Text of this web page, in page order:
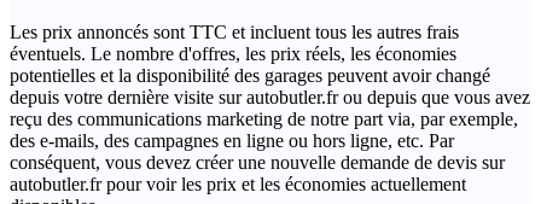
Les prix annoncés sont TTC et incluent tous les autres frais
éventuels. Le nombre d'offres, les prix réels, les économies
potentielles et la disponibilité des garages peuvent avoir changé
depuis votre dernière visite sur autobutler.fr ou depuis que vous avez
reçu des communications marketing de notre part via, par exemple,
des e-mails, des campagnes en ligne ou hors ligne, etc. Par
conséquent, vous devez créer une nouvelle demande de devis sur
autobutler.fr pour voir les prix et les économies actuellement